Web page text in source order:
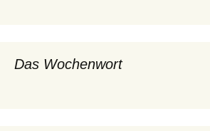
Das Wochenwort